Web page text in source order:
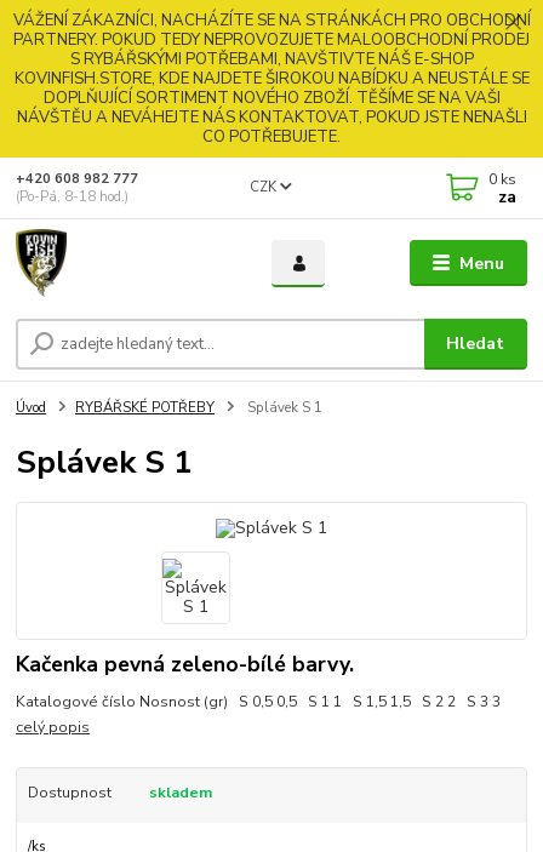
VÁŽENÍ ZÁKAZNÍCI, NACHÁZÍTE SE NA STRÁNKÁCH PRO OBCHODNÍ
PARTNERY. POKUD TEDY NEPROVOZUJETE MALOOBCHODNÍ PRODEJ
S RYBÁŘSKÝMI POTŘEBAMI, NAVŠTIVTE NÁŠ E-SHOP
KOVINFISH.STORE, KDE NAJDETE ŠIROKOU NABÍDKU A NEUSTÁLE SE
DOPLŇUJÍCÍ SORTIMENT NOVÉHO ZBOŽÍ. TĚŠÍME SE NA VAŠI
NÁVŠTĚU A NEVÁHEJTE NÁS KONTAKTOVAT, POKUD JSTE NENAŠLI
CO POTŘEBUJETE.
Menu
CZK
Hledat
+420 608 982 777
(Po-Pá, 8-18 hod.)
0 ks
za
Úvod RYBÁŘSKÉ POTŘEBY Splávek S 1
Splávek S 1
Kačenka pevná zeleno-bílé barvy.
Katalogové číslo Nosnost (gr) S 0,5 0,5 S 1 1 S 1,5 1,5 S 2 2 S 3 3
celý popis
Dostupnost skladem
/ks